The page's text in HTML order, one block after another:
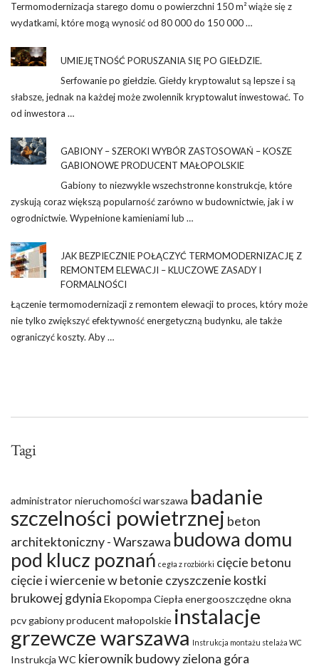
Termomodernizacja starego domu o powierzchni 150 m² wiąże się z
wydatkami, które mogą wynosić od 80 000 do 150 000 …
UMIEJĘTNOŚĆ PORUSZANIA SIĘ PO GIEŁDZIE.
Serfowanie po giełdzie. Giełdy kryptowalut są lepsze i są
słabsze, jednak na każdej może zwolennik kryptowalut inwestować. To
od inwestora …
GABIONY – SZEROKI WYBÓR ZASTOSOWAŃ – KOSZE
GABIONOWE PRODUCENT MAŁOPOLSKIE
Gabiony to niezwykle wszechstronne konstrukcje, które
zyskują coraz większą popularność zarówno w budownictwie, jak i w
ogrodnictwie. Wypełnione kamieniami lub …
JAK BEZPIECZNIE POŁĄCZYĆ TERMOMODERNIZACJĘ Z
REMONTEM ELEWACJI – KLUCZOWE ZASADY I
FORMALNOŚCI
Łączenie termomodernizacji z remontem elewacji to proces, który może
nie tylko zwiększyć efektywność energetyczną budynku, ale także
ograniczyć koszty. Aby …
Tagi
administrator nieruchomości warszawa badanie
szczelności powietrznej beton
architektoniczny - Warszawa budowa domu
pod klucz poznań cegła z rozbiórki cięcie betonu
cięcie i wiercenie w betonie czyszczenie kostki
brukowej gdynia Ekopompa Ciepła energooszczędne okna
pcvgabiony producent małopolskie instalacje
grzewcze warszawa Instrukcja montażu stelaża WC
Instrukcja WC kierownik budowy zielona góra